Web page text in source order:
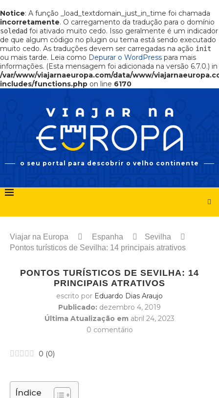
Notice: A função _load_textdomain_just_in_time foi chamada
incorretamente. O carregamento da tradução para o domínio
soledad foi ativado muito cedo. Isso geralmente é um indicador
de que algum código no plugin ou tema está sendo executado
muito cedo. As traduções devem ser carregadas na ação init
ou mais tarde. Leia como Depurar o WordPress para mais
informações. (Esta mensagem foi adicionada na versão 6.7.0.) in
/var/www/viajarnaeuropa.com/data/www/
includes/functions.php on line 6170
o seu portal para descobrir o velho continente
Viajar na Europa Espanha
Sevilha
Pontos turísticos de Sevilha: 14 principais atrativos
PONTOS TURÍSTICOS DE SEVILHA: 14
PRINCIPAIS ATRATIVOS
escrito por Eduardo Dias Araujo
Publicado: dezembro 4, 2019
Última Atualização em abril 24, 2023
0 comentário
0 (0)
Índice